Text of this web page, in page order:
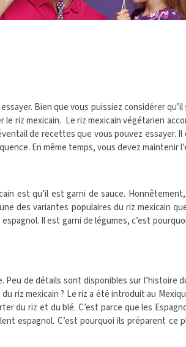
Bien que vous puissiez considérer
riz mexicain. Le riz mexicain végétarien
de recettes que vous pouvez essayer.
En même temps, vous devez maintenir
est qu’il est garni de sauce.
des variantes populaires du riz mexicain
Il est garni de légumes, c’est
de détails sont disponibles sur l’histoire
riz mexicain ? Le riz a été introduit au
riz et du blé. C’est parce que les
espagnol. C’est pourquoi ils préparent ce